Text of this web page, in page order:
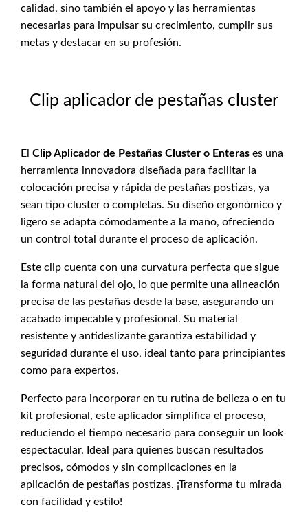
calidad, sino también el apoyo y las herramientas
necesarias para impulsar su crecimiento, cumplir sus
metas y destacar en su profesión.
Clip aplicador de pestañas cluster
El Clip Aplicador de Pestañas Cluster o Enteras es una
herramienta innovadora diseñada para facilitar la
colocación precisa y rápida de pestañas postizas, ya
sean tipo cluster o completas. Su diseño ergonómico y
ligero se adapta cómodamente a la mano, ofreciendo
un control total durante el proceso de aplicación.
Este clip cuenta con una curvatura perfecta que sigue
la forma natural del ojo, lo que permite una alineación
precisa de las pestañas desde la base, asegurando un
acabado impecable y profesional. Su material
resistente y antideslizante garantiza estabilidad y
seguridad durante el uso, ideal tanto para principiantes
como para expertos.
Perfecto para incorporar en tu rutina de belleza o en tu
kit profesional, este aplicador simplifica el proceso,
reduciendo el tiempo necesario para conseguir un look
espectacular. Ideal para quienes buscan resultados
precisos, cómodos y sin complicaciones en la
aplicación de pestañas postizas. ¡Transforma tu mirada
con facilidad y estilo!